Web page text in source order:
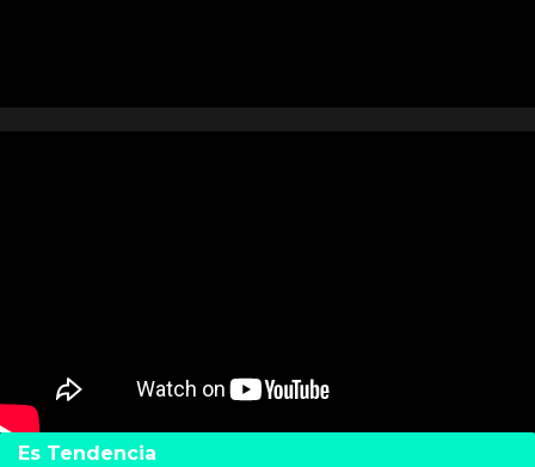
Es Tendencia